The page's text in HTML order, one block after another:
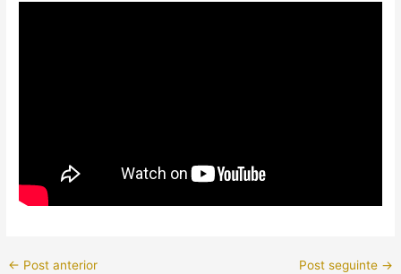
← Post anterior Post seguinte →